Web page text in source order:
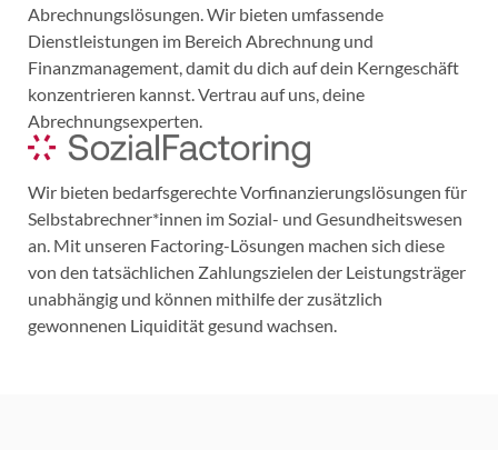
Abrechnungslösungen. Wir bieten umfassende
Dienstleistungen im Bereich Abrechnung und
Finanzmanagement, damit du dich auf dein Kerngeschäft
konzentrieren kannst. Vertrau auf uns, deine
Abrechnungsexperten.
Wir bieten bedarfsgerechte Vorfinanzierungslösungen für
Selbstabrechner*innen im Sozial- und Gesundheitswesen
an. Mit unseren Factoring-Lösungen machen sich diese
von den tatsächlichen Zahlungszielen der Leistungsträger
unabhängig und können mithilfe der zusätzlich
gewonnenen Liquidität gesund wachsen.